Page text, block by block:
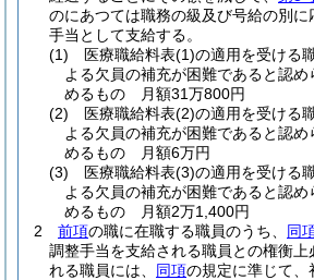
のにあつては職務の級及び号給の別
手当として支給する。
(1)
医療職給料表(1)の適用を受ける
よる欠員の補充が困難であると認
めるもの 月額31万800円
(2)
医療職給料表(2)の適用を受ける
よる欠員の補充が困難であると認
めるもの 月額6万円
(3)
医療職給料表(3)の適用を受ける
よる欠員の補充が困難であると認
めるもの 月額2万1,400円
2
前項の職に在職する職員のうち、 同
調整手当を支給される職員との権衡上
れる職員には、 同項の規定に準じて、